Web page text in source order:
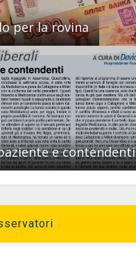
per la rovina
e contendenti